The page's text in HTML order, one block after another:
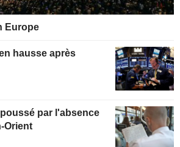
Europe
hausse après
par l'absence
Orient